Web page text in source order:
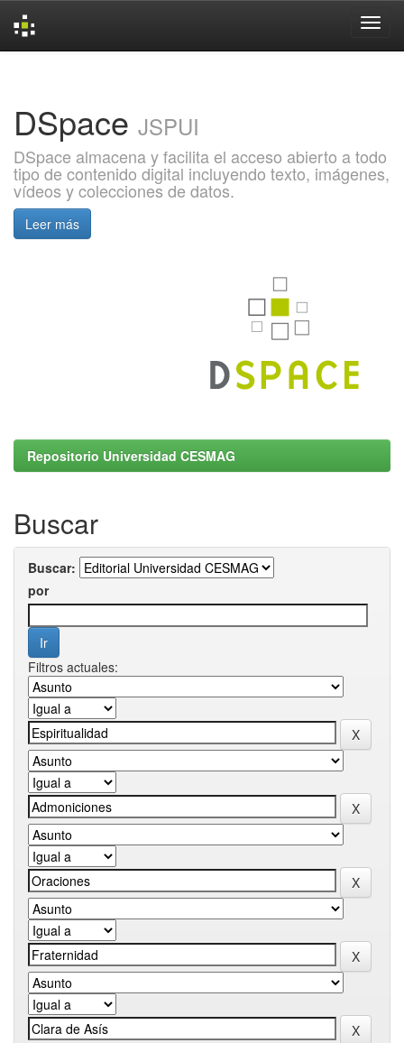
DSpace JSPUI
DSpace almacena y facilita el acceso abierto a todo
tipo de contenido digital incluyendo texto, imágenes,
vídeos y colecciones de datos.
Leer más
Repositorio Universidad CESMAG
Buscar
Buscar:
por
Filtros actuales: